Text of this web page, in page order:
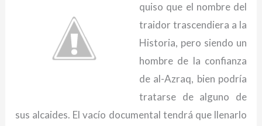
quiso que el nombre del
traidor trascendiera a la
Historia, pero siendo un
hombre de la confianza
de al-Azraq, bien podría
tratarse de alguno de
sus alcaides. El vacío documental tendrá que llenarlo